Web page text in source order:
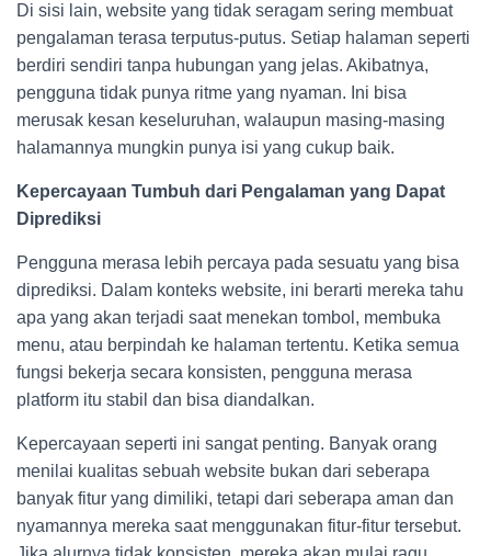
Di sisi lain, website yang tidak seragam sering membuat
pengalaman terasa terputus-putus. Setiap halaman seperti
berdiri sendiri tanpa hubungan yang jelas. Akibatnya,
pengguna tidak punya ritme yang nyaman. Ini bisa
merusak kesan keseluruhan, walaupun masing-masing
halamannya mungkin punya isi yang cukup baik.
Kepercayaan Tumbuh dari Pengalaman yang Dapat
Diprediksi
Pengguna merasa lebih percaya pada sesuatu yang bisa
diprediksi. Dalam konteks website, ini berarti mereka tahu
apa yang akan terjadi saat menekan tombol, membuka
menu, atau berpindah ke halaman tertentu. Ketika semua
fungsi bekerja secara konsisten, pengguna merasa
platform itu stabil dan bisa diandalkan.
Kepercayaan seperti ini sangat penting. Banyak orang
menilai kualitas sebuah website bukan dari seberapa
banyak fitur yang dimiliki, tetapi dari seberapa aman dan
nyamannya mereka saat menggunakan fitur-fitur tersebut.